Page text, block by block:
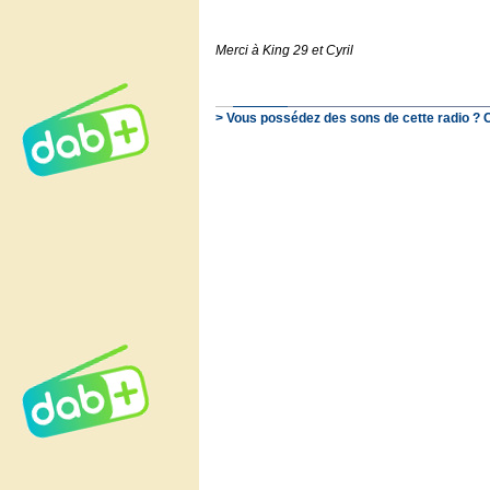
Merci à King 29 et Cyril
> Vous possédez des sons de cette radio ?